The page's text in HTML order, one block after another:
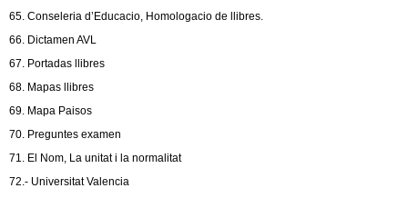
65. Conseleria d’Educacio, Homologacio de llibres.
66. Dictamen AVL
67. Portadas llibres
68. Mapas llibres
69. Mapa Paisos
70. Preguntes examen
71. El Nom, La unitat i la normalitat
72.- Universitat Valencia